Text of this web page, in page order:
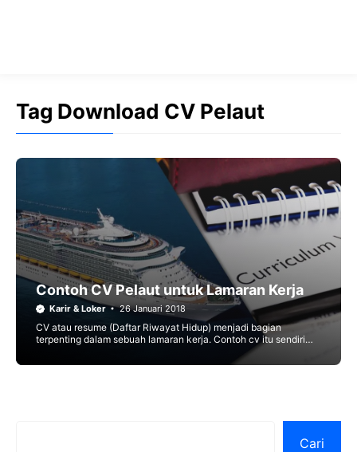
Tag Download CV Pelaut
Contoh CV Pelaut untuk Lamaran Kerja
Karir & Loker 26 Januari 2018
CV atau resume (Daftar Riwayat Hidup) menjadi bagian
terpenting dalam sebuah lamaran kerja. Contoh cv itu sendiri
bervariasi tergantung pada bidang pekerjaan yang kamu lamar.
Cari